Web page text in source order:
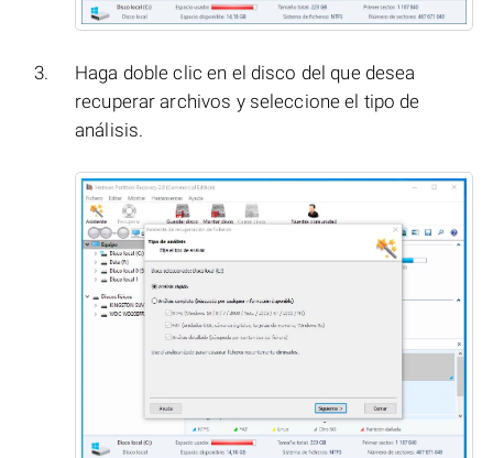
Haga doble clic en el disco del que desea
recuperar archivos y seleccione el tipo de
análisis.